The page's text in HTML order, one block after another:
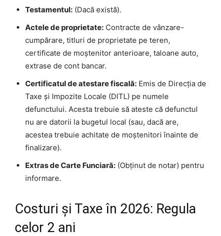
Testamentul: (Dacă există).
Actele de proprietate: Contracte de vânzare-
cumpărare, titluri de proprietate pe teren,
certificate de moștenitor anterioare, taloane auto,
extrase de cont bancar.
Certificatul de atestare fiscală: Emis de Direcția de
Taxe și Impozite Locale (DITL) pe numele
defunctului. Acesta trebuie să ateste că defunctul
nu are datorii la bugetul local (sau, dacă are,
acestea trebuie achitate de moștenitori înainte de
finalizare).
Extras de Carte Funciară: (Obținut de notar) pentru
informare.
Costuri și Taxe în 2026: Regula
celor 2 ani